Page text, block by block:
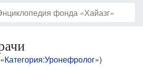
Категория:Уронефролог»)